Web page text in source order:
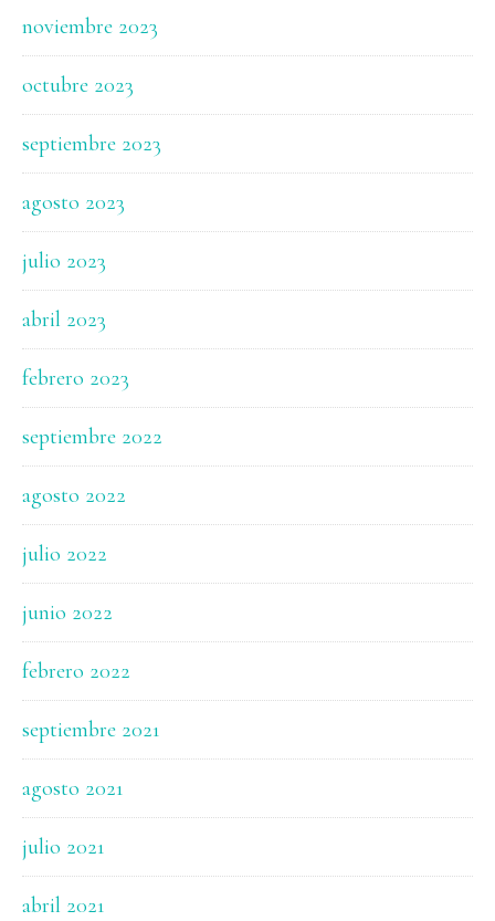
noviembre 2023
octubre 2023
septiembre 2023
agosto 2023
julio 2023
abril 2023
febrero 2023
septiembre 2022
agosto 2022
julio 2022
junio 2022
febrero 2022
septiembre 2021
agosto 2021
julio 2021
abril 2021